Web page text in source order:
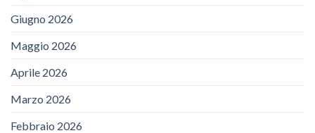
Giugno 2026
Maggio 2026
Aprile 2026
Marzo 2026
Febbraio 2026